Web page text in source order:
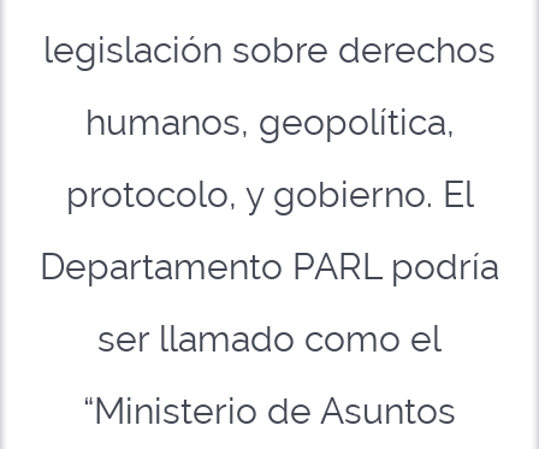
legislación sobre derechos
humanos, geopolítica,
protocolo, y gobierno. El
Departamento PARL podría
ser llamado como el
“Ministerio de Asuntos